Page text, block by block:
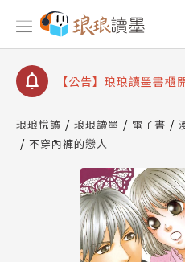
【公告】琅琅讀墨數位
【公告】琅琅讀墨書櫃
【公告】琅琅讀墨 3 分
請圖文教學
查詢
【公告】琅琅讀墨數位
琅琅悅讀 琅琅讀墨 電子書
不穿內褲的戀人